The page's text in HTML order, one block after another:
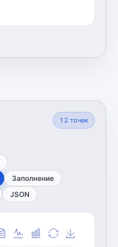
12 точек
Заполнение
JSON